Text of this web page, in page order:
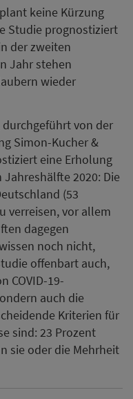
keine Kürzung
Studie prognostiziert
der zweiten
Jahr stehen
wieder
durchgeführt von der
Simon-Kucher &
eine Erholung
2020: Die
(53
verreisen, vor allem
dagegen
noch nicht,
offenbart auch,
COVID-19-
auch die
Kriterien für
sind: 23 Prozent
sie oder die Mehrheit